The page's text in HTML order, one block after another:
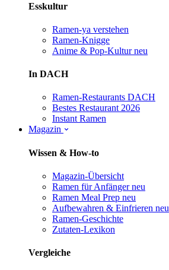
Esskultur
Ramen-ya verstehen
Ramen-Knigge
Anime & Pop-Kultur neu
In DACH
Ramen-Restaurants DACH
Bestes Restaurant 2026
Instant Ramen
Magazin
Wissen & How-to
Magazin-Übersicht
Ramen für Anfänger neu
Ramen Meal Prep neu
Aufbewahren & Einfrieren neu
Ramen-Geschichte
Zutaten-Lexikon
Vergleiche